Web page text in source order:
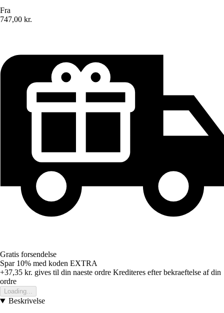
Fra
747,00 kr.
Gratis forsendelse
Spar 10% med koden EXTRA
+37,35 kr. gives til din naeste ordre Krediteres efter bekraeftelse af din
ordre
Loading...
Beskrivelse